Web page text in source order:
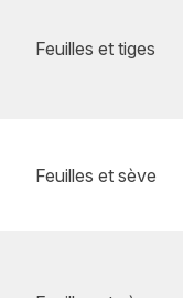
Feuilles et tiges
Feuilles et sève